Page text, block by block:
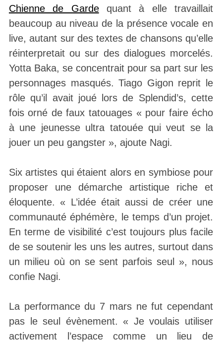
Chienne de Gardequant à elle travaillait
beaucoup au niveau de la présence vocale en
live, autant sur des textes de chansons qu’elle
réinterpretait ou sur des dialogues morcelés.
Yotta Baka, se concentrait pour sa part sur les
personnages masqués. Tiago Gigon reprit le
rôle qu’il avait joué lors de Splendid’s, cette
fois orné de faux tatouages « pour faire écho
à une jeunesse ultra tatouée qui veut se la
jouer un peu gangster », ajoute Nagi.
Six artistes qui étaient alors en symbiose pour
proposer une démarche artistique riche et
éloquente. « L’idée était aussi de créer une
communauté éphémère, le temps d’un projet.
En terme de visibilité c’est toujours plus facile
de se soutenir les uns les autres, surtout dans
un milieu où on se sent parfois seul », nous
confie Nagi.
La performance du 7 mars ne fut cependant
pas le seul évènement. « Je voulais utiliser
activement l’espace comme un lieu de